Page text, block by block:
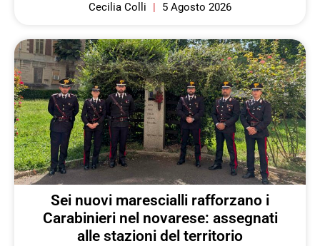
Cecilia Colli 5 Agosto 2026
Sei nuovi marescialli rafforzano i
Carabinieri nel novarese: assegnati
alle stazioni del territorio